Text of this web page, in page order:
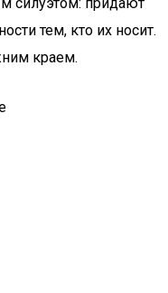
тем, кто их носит.
краем.